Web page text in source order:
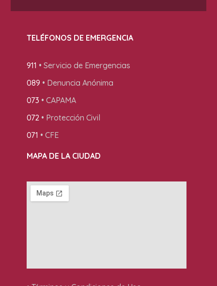
TELÉFONOS DE EMERGENCIA
911 • Servicio de Emergencias
089 • Denuncia Anónima
073 • CAPAMA
072• Protección Civil
071 • CFE
MAPA DE LA CIUDAD